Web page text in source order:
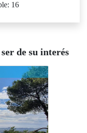
16
de su interés